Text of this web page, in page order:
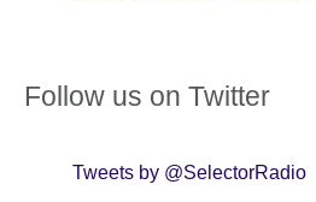
Follow us on Twitter
Tweets by @SelectorRadio